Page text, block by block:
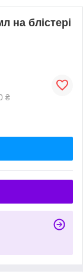
на блістері
₴